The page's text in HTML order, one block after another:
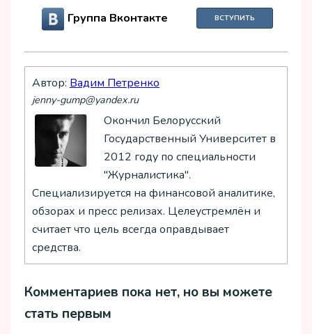
Группа Вконтакте ВСТУПИТЬ
Автор: Вадим Петренко
jenny-gump@yandex.ru
Окончил Белорусский
Государственный Университет в
2012 году по специальности
"Журналистика".
Специализируется на финансовой аналитике,
обзорах и пресс релизах. Целеустремлён и
считает что цель всегда оправдывает
средства.
Комментариев пока нет, но вы можете
стать первым